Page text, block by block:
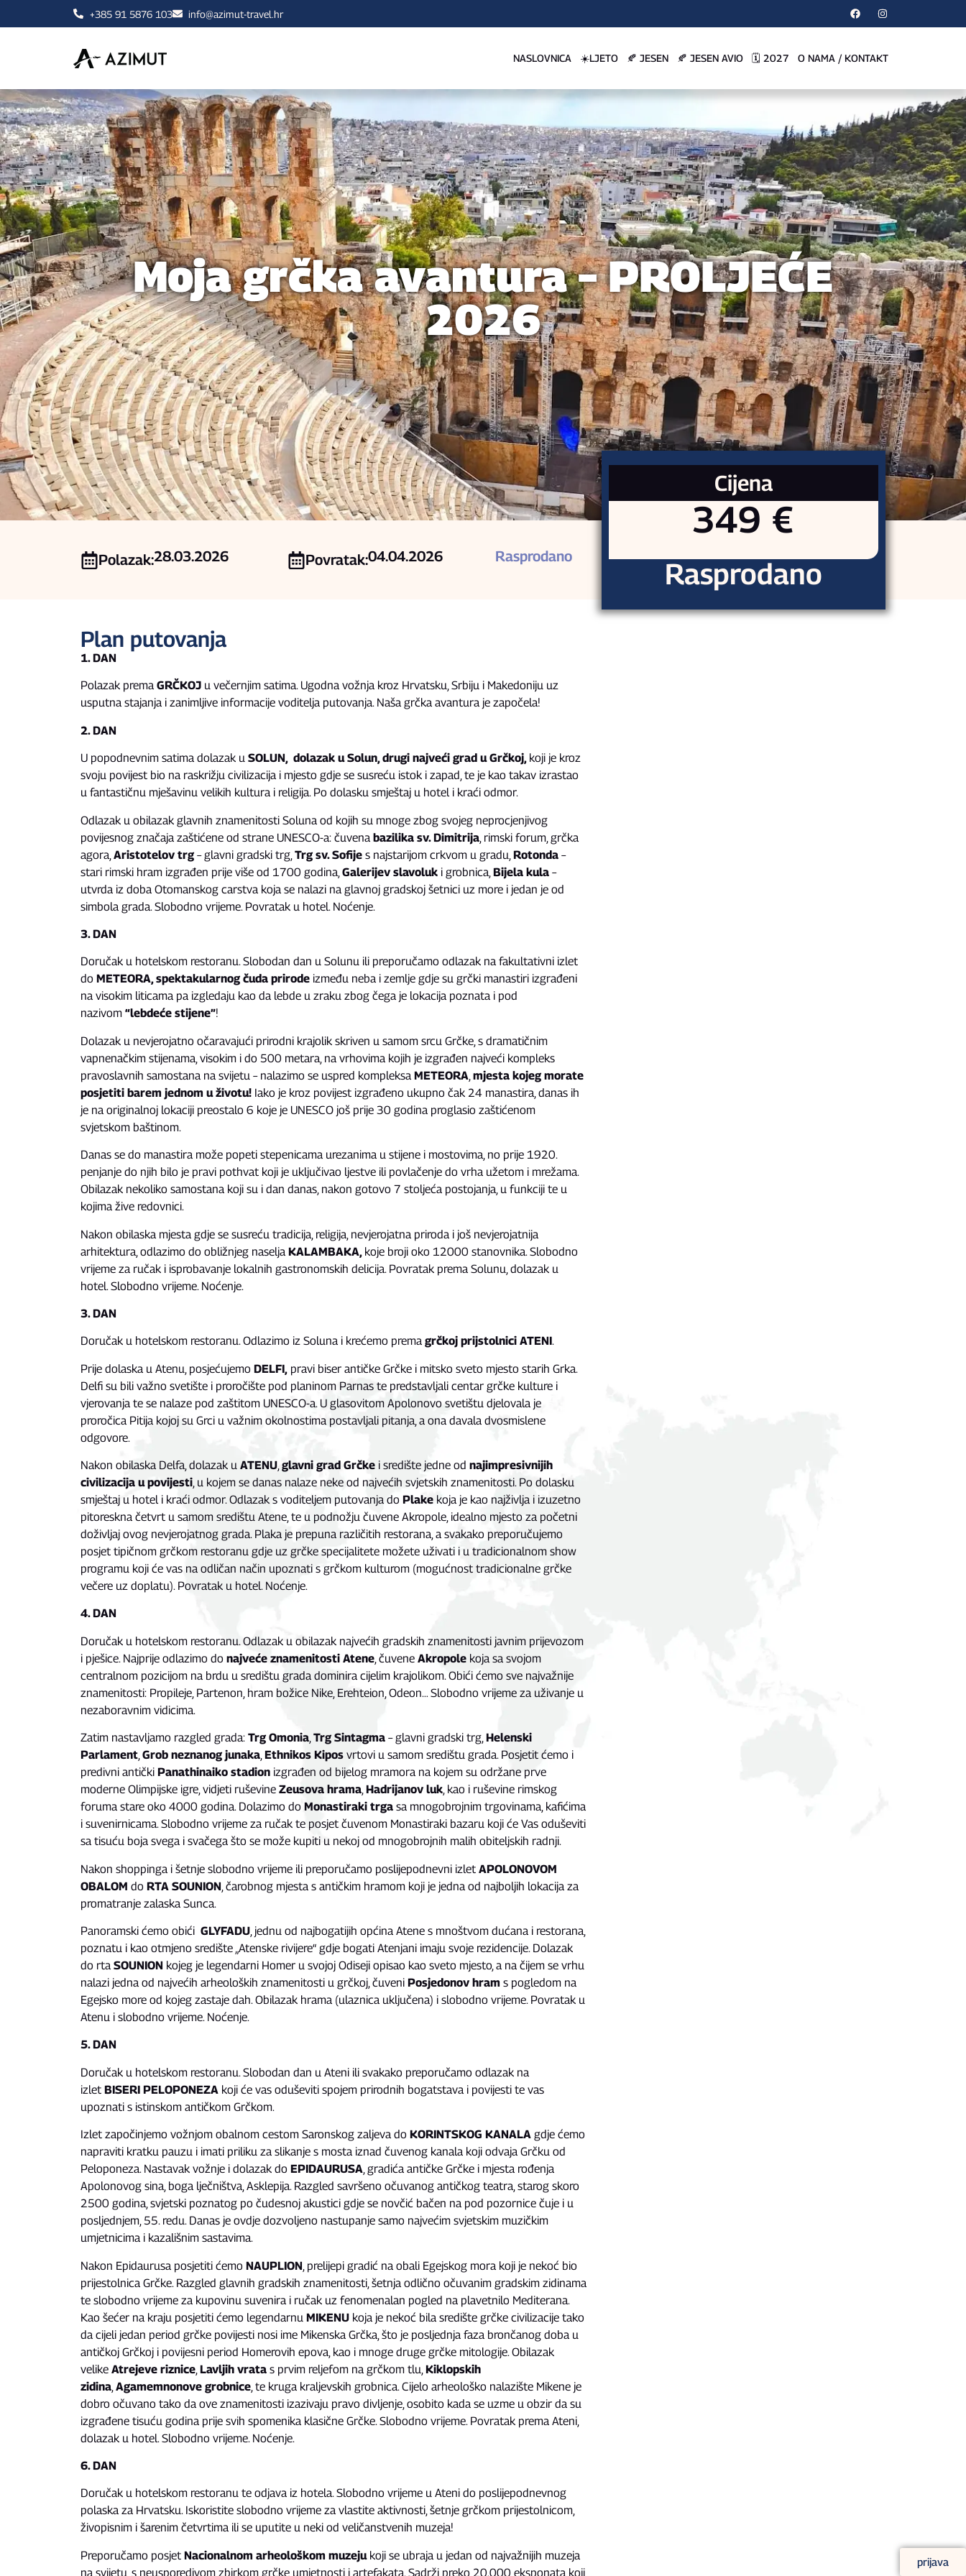
+385 91 5876 103 info@azimut-travel.hr
NASLOVNICA ☀️LJETO 🍂 JESEN 🍂 JESEN AVIO 🗓️ 2027 O NAMA / KONTAKT
Moja grčka avantura – PROLJEĆE
2026
prijava
Polazak:28.03.2026 Povratak:04.04.2026 Rasprodano
Plan putovanja
1. DAN
Polazak prema GRČKOJ u večernjim satima. Ugodna vožnja kroz Hrvatsku, Srbiju i Makedoniju uz
usputna stajanja i zanimljive informacije voditelja putovanja. Naša grčka avantura je započela!
2. DAN
U popodnevnim satima dolazak u SOLUN, dolazak u Solun, drugi najveći grad u Grčkoj, koji je kroz
svoju povijest bio na raskrižju civilizacija i mjesto gdje se susreću istok i zapad, te je kao takav izrastao
u fantastičnu mješavinu velikih kultura i religija. Po dolasku smještaj u hotel i kraći odmor.
Odlazak u obilazak glavnih znamenitosti Soluna od kojih su mnoge zbog svojeg neprocjenjivog
povijesnog značaja zaštićene od strane UNESCO-a: čuvena bazilika sv. Dimitrija , rimski forum, grčka
agora, Aristotelov trg – glavni gradski trg, Trg sv. Sofije s najstarijom crkvom u gradu, Rotonda –
stari rimski hram izgrađen prije više od 1700 godina, Galerijev slavoluk i grobnica, Bijela kula –
utvrda iz doba Otomanskog carstva koja se nalazi na glavnoj gradskoj šetnici uz more i jedan je od
simbola grada. Slobodno vrijeme. Povratak u hotel. Noćenje.
3. DAN
Doručak u hotelskom restoranu. Slobodan dan u Solunu ili preporučamo odlazak na fakultativni izlet
do METEORA, spektakularnog čuda prirode između neba i zemlje gdje su grčki manastiri izgrađeni
na visokim liticama pa izgledaju kao da lebde u zraku zbog čega je lokacija poznata i pod
nazivom “lebdeće stijene”!
Dolazak u nevjerojatno očaravajući prirodni krajolik skriven u samom srcu Grčke, s dramatičnim
vapnenačkim stijenama, visokim i do 500 metara, na vrhovima kojih je izgrađen najveći kompleks
pravoslavnih samostana na svijetu – nalazimo se uspred kompleksa METEORA mjesta kojeg morate
posjetiti barem jednom u životu! Iako je kroz povijest izgrađeno ukupno čak 24 manastira, danas ih
je na originalnoj lokaciji preostalo 6 koje je UNESCO još prije 30 godina proglasio zaštićenom
svjetskom baštinom.
Danas se do manastira može popeti stepenicama urezanima u stijene i mostovima, no prije 1920.
penjanje do njih bilo je pravi pothvat koji je uključivao ljestve ili povlačenje do vrha užetom i mrežama.
Obilazak nekoliko samostana koji su i dan danas, nakon gotovo 7 stoljeća postojanja, u funkciji te u
kojima žive redovnici.
Nakon obilaska mjesta gdje se susreću tradicija, religija, nevjerojatna priroda i još nevjerojatnija
arhitektura, odlazimo do obližnjeg naselja KALAMBAKA, koje broji oko 12000 stanovnika. Slobodno
vrijeme za ručak i isprobavanje lokalnih gastronomskih delicija. Povratak prema Solunu, dolazak u
hotel. Slobodno vrijeme. Noćenje.
3. DAN
Doručak u hotelskom restoranu. Odlazimo iz Soluna i krećemo prema grčkoj prijstolnici ATENI.
Prije dolaska u Atenu, posjećujemo DELFI, pravi biser antičke Grčke i mitsko sveto mjesto starih Grka.
Delfi su bili važno svetište i proročište pod planinom Parnas te predstavljali centar grčke kulture i
vjerovanja te se nalaze pod zaštitom UNESCO-a. U glasovitom Apolonovo svetištu djelovala je
proročica Pitija kojoj su Grci u važnim okolnostima postavljali pitanja, a ona davala dvosmislene
odgovore.
Nakon obilaska Delfa, dolazak u ATENU,glavni grad Grčke i središte jedne od najimpresivnijih
civilizacija u povijesti, u kojem se danas nalaze neke od najvećih svjetskih znamenitosti. Po dolasku
smještaj u hotel i kraći odmor. Odlazak s voditeljem putovanja do Plake koja je kao najživlja i izuzetno
pitoreskna četvrt u samom središtu Atene, te u podnožju čuvene Akropole, idealno mjesto za početni
doživljaj ovog nevjerojatnog grada. Plaka je prepuna različitih restorana, a svakako preporučujemo
posjet tipičnom grčkom restoranu gdje uz grčke specijalitete možete uživati i u tradicionalnom show
programu koji će vas na odličan način upoznati s grčkom kulturom (mogućnost tradicionalne grčke
večere uz doplatu). Povratak u hotel. Noćenje.
4. DAN
Doručak u hotelskom restoranu. Odlazak u obilazak najvećih gradskih znamenitosti javnim prijevozom
i pješice. Najprije odlazimo do najveće znamenitosti Atene, čuvene Akropole koja sa svojom
centralnom pozicijom na brdu u središtu grada dominira cijelim krajolikom. Obići ćemo sve najvažnije
znamenitosti: Propileje, Partenon, hram božice Nike, Erehteion, Odeon… Slobodno vrijeme za uživanje u
nezaboravnim vidicima.
Zatim nastavljamo razgled grada: Trg Omonia,Trg Sintagma – glavni gradski trg, Helenski
Parlament,Grob neznanog junaka,Ethnikos Kipos vrtovi u samom središtu grada. Posjetit ćemo i
predivni antički Panathinaiko stadion izgrađen od bijelog mramora na kojem su održane prve
moderne Olimpijske igre, vidjeti ruševine Zeusova hrama, Hadrijanov luk, kao i ruševine rimskog
foruma stare oko 4000 godina. Dolazimo do Monastiraki trga sa mnogobrojnim trgovinama, kafićima
i suvenirnicama. Slobodno vrijeme za ručak te posjet čuvenom Monastiraki bazaru koji će Vas oduševiti
sa tisuću boja svega i svačega što se može kupiti u nekoj od mnogobrojnih malih obiteljskih radnji.
Nakon shoppinga i šetnje slobodno vrijeme ili preporučamo poslijepodnevni izlet APOLONOVOM
OBALOM do RTA SOUNION , čarobnog mjesta s antičkim hramom koji je jedna od najboljih lokacija za
promatranje zalaska Sunca.
Panoramski ćemo obići GLYFADU, jednu od najbogatijih općina Atene s mnoštvom dućana i restorana,
poznatu i kao otmjeno središte „Atenske rivijere“ gdje bogati Atenjani imaju svoje rezidencije. Dolazak
do rta SOUNION kojeg je legendarni Homer u svojoj Odiseji opisao kao sveto mjesto, a na čijem se vrhu
nalazi jedna od najvećih arheoloških znamenitosti u grčkoj, čuveni Posjedonov hram s pogledom na
Egejsko more od kojeg zastaje dah. Obilazak hrama (ulaznica uključena) i slobodno vrijeme. Povratak u
Atenu i slobodno vrijeme. Noćenje.
5. DAN
Doručak u hotelskom restoranu. Slobodan dan u Ateni ili svakako preporučamo odlazak na
izlet BISERI PELOPONEZA koji će vas oduševiti spojem prirodnih bogatstava i povijesti te vas
upoznati s istinskom antičkom Grčkom.
Izlet započinjemo vožnjom obalnom cestom Saronskog zaljeva do KORINTSKOG KANALA gdje ćemo
napraviti kratku pauzu i imati priliku za slikanje s mosta iznad čuvenog kanala koji odvaja Grčku od
Peloponeza. Nastavak vožnje i dolazak do EPIDAURUSA, gradića antičke Grčke i mjesta rođenja
Apolonovog sina, boga lječništva, Asklepija. Razgled savršeno očuvanog antičkog teatra, starog skoro
2500 godina, svjetski poznatog po čudesnoj akustici gdje se novčić bačen na pod pozornice čuje i u
posljednjem, 55. redu. Danas je ovdje dozvoljeno nastupanje samo najvećim svjetskim muzičkim
umjetnicima i kazališnim sastavima.
Nakon Epidaurusa posjetiti ćemo NAUPLION , prelijepi gradić na obali Egejskog mora koji je nekoć bio
prijestolnica Grčke. Razgled glavnih gradskih znamenitosti, šetnja odlično očuvanim gradskim zidinama
te slobodno vrijeme za kupovinu suvenira i ručak uz fenomenalan pogled na plavetnilo Mediterana.
Kao šećer na kraju posjetiti ćemo legendarnu MIKENU koja je nekoć bila središte grčke civilizacije tako
da cijeli jedan period grčke povijesti nosi ime Mikenska Grčka, što je posljednja faza brončanog doba u
antičkoj Grčkoj i povijesni period Homerovih epova, kao i mnoge druge grčke mitologije. Obilazak
velike Atrejeve riznice Lavljih vrata s prvim reljefom na grčkom tlu, Kiklopskih
zidina Agamemnonove grobnice , te kruga kraljevskih grobnica. Cijelo arheološko nalazište Mikene je
dobro očuvano tako da ove znamenitosti izazivaju pravo divljenje, osobito kada se uzme u obzir da su
izgrađene tisuću godina prije svih spomenika klasične Grčke. Slobodno vrijeme. Povratak prema Ateni,
dolazak u hotel. Slobodno vrijeme. Noćenje.
6. DAN
Doručak u hotelskom restoranu te odjava iz hotela. Slobodno vrijeme u Ateni do poslijepodnevnog
polaska za Hrvatsku. Iskoristite slobodno vrijeme za vlastite aktivnosti, šetnje grčkom prijestolnicom,
živopisnim i šarenim četvrtima ili se uputite u neki od veličanstvenih muzeja!
Preporučamo posjet Nacionalnom arheološkom muzejukoji se ubraja u jedan od najvažnijih muzeja
na svijetu, s neusporedivom zbirkom grčke umjetnosti i artefakata. Sadrži preko 20.000 eksponata koji
Cijena
349 €
Rasprodano